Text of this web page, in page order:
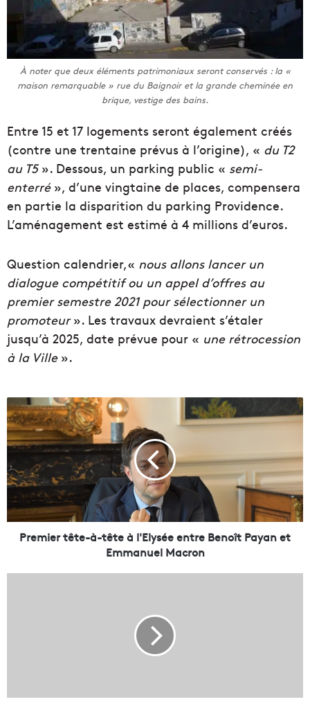
À noter que deux éléments patrimoniaux seront conservés : la «
maison remarquable » rue du Baignoir et la grande cheminée en
brique, vestige des bains.
Entre 15 et 17 logements seront également créés
(contre une trentaine prévus à l’origine), « du T2
au T5». Dessous, un parking public « semi-
enterré», d’une vingtaine de places, compensera
en partie la disparition du parking Providence.
L’aménagement est estimé à 4 millions d’euros.
Question calendrier,« nous allons lancer un
dialogue compétitif ou un appel d’offres au
premier semestre 2021 pour sélectionner un
promoteur». Les travaux devraient s’étaler
jusqu’à 2025, date prévue pour « une rétrocession
à la Ville».
P
r
e
m
e
r
t
ê
'
Premier tête-à-tête à l'Elysée entre Benoît Payan et
Emmanuel Macron
M